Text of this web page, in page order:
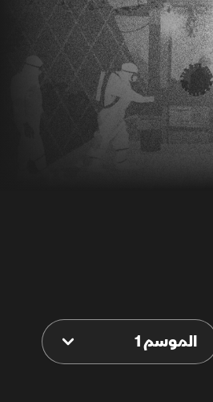
الموسم 1